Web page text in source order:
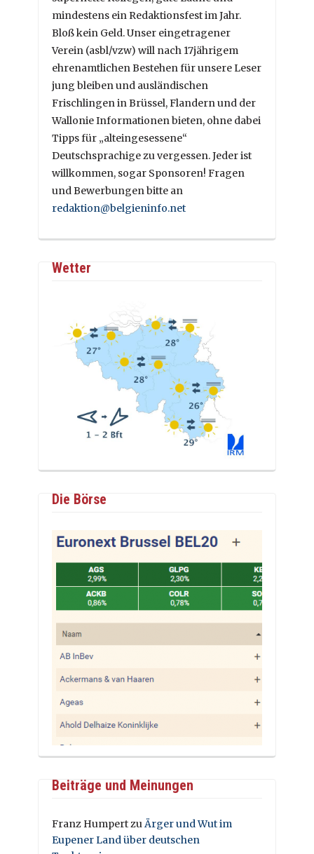
mindestens ein Redaktionsfest im Jahr.
Bloß kein Geld. Unser eingetragener
Verein (asbl/vzw) will nach 17jährigem
ehrenamtlichen Bestehen für unsere Leser
jung bleiben und ausländischen
Frischlingen in Brüssel, Flandern und der
Wallonie Informationen bieten, ohne dabei
Tipps für „alteingesessene“
Deutschsprachige zu vergessen. Jeder ist
willkommen, sogar Sponsoren! Fragen
und Bewerbungen bitte an
redaktion@belgieninfo.net
Wetter
Die Börse
Beiträge und Meinungen
Franz Humpert zu Ärger und Wut im
Eupener Land über deutschen